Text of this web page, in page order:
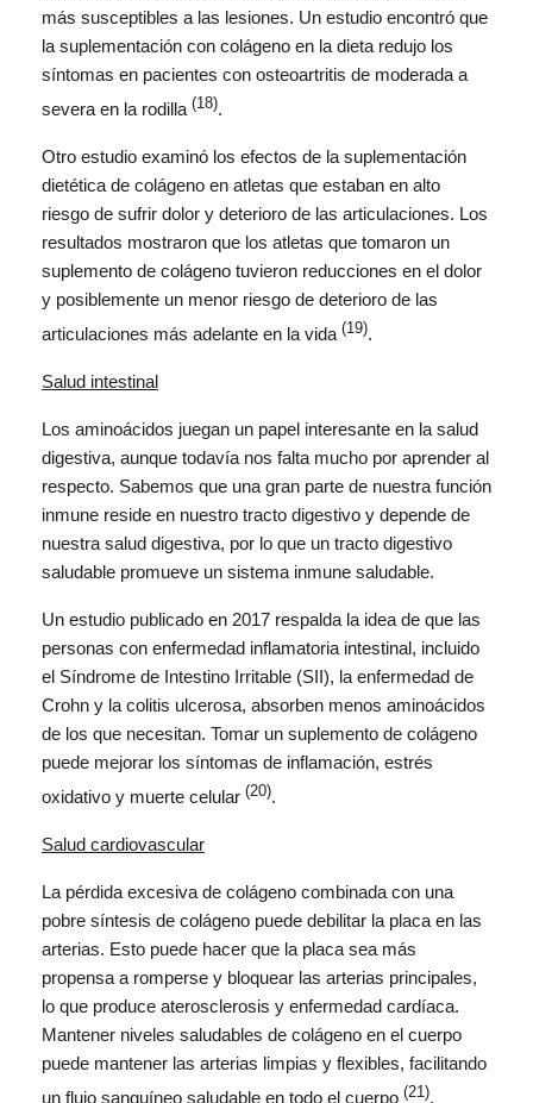
más susceptibles a las lesiones. Un estudio encontró que
la suplementación con colágeno en la dieta redujo los
síntomas en pacientes con osteoartritis de moderada a
severa en la rodilla (18).
Otro estudio examinó los efectos de la suplementación
dietética de colágeno en atletas que estaban en alto
riesgo de sufrir dolor y deterioro de las articulaciones. Los
resultados mostraron que los atletas que tomaron un
suplemento de colágeno tuvieron reducciones en el dolor
y posiblemente un menor riesgo de deterioro de las
articulaciones más adelante en la vida (19).
Salud intestinal
Los aminoácidos juegan un papel interesante en la salud
digestiva, aunque todavía nos falta mucho por aprender al
respecto. Sabemos que una gran parte de nuestra función
inmune reside en nuestro tracto digestivo y depende de
nuestra salud digestiva, por lo que un tracto digestivo
saludable promueve un sistema inmune saludable.
Un estudio publicado en 2017 respalda la idea de que las
personas con enfermedad inflamatoria intestinal, incluido
el Síndrome de Intestino Irritable (SII), la enfermedad de
Crohn y la colitis ulcerosa, absorben menos aminoácidos
de los que necesitan. Tomar un suplemento de colágeno
puede mejorar los síntomas de inflamación, estrés
oxidativo y muerte celular (20).
Salud cardiovascular
La pérdida excesiva de colágeno combinada con una
pobre síntesis de colágeno puede debilitar la placa en las
arterias. Esto puede hacer que la placa sea más
propensa a romperse y bloquear las arterias principales,
lo que produce aterosclerosis y enfermedad cardíaca.
Mantener niveles saludables de colágeno en el cuerpo
puede mantener las arterias limpias y flexibles, facilitando
un flujo sanguíneo saludable en todo el cuerpo (21).